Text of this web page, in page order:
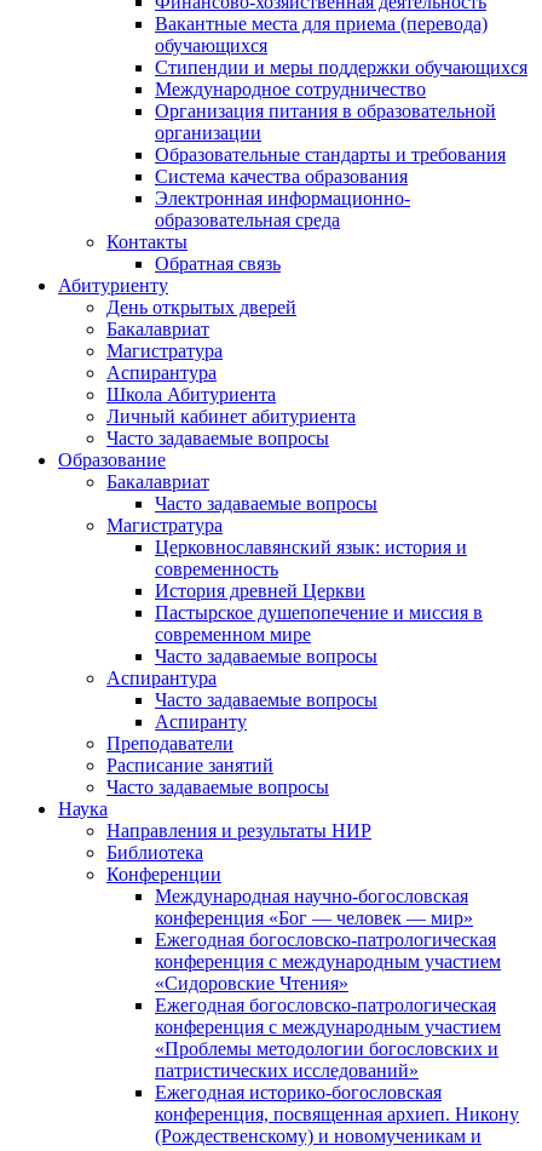
Вакантные места для приема (перевода)
обучающихся
Стипендии и меры поддержки обучающихся
Международное сотрудничество
Организация питания в образовательной
организации
Образовательные стандарты и требования
Система качества образования
Электронная информационно-
образовательная среда
Контакты
Обратная связь
Абитуриенту
День открытых дверей
Бакалавриат
Магистратура
Аспирантура
Школа Абитуриента
Личный кабинет абитуриента
Часто задаваемые вопросы
Образование
Бакалавриат
Часто задаваемые вопросы
Магистратура
Церковнославянский язык: история и
современность
История древней Церкви
Пастырское душепопечение и миссия в
современном мире
Часто задаваемые вопросы
Аспирантура
Часто задаваемые вопросы
Аспиранту
Преподаватели
Расписание занятий
Часто задаваемые вопросы
Наука
Направления и результаты НИР
Библиотека
Конференции
Международная научно-богословская
конференция «Бог — человек — мир»
Ежегодная богословско-патрологическая
конференция с международным участием
«Сидоровские Чтения»
Ежегодная богословско-патрологическая
конференция с международным участием
«Проблемы методологии богословских и
патристических исследований»
Ежегодная историко-богословская
конференция, посвященная архиеп. Никону
(Рождественскому) и новомученикам и